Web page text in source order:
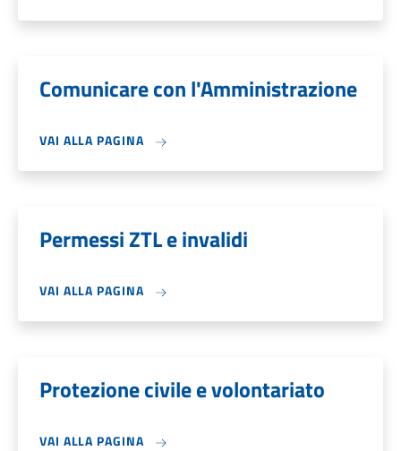
Comunicare con l'Amministrazione
VAI ALLA PAGINA
Permessi ZTL e invalidi
VAI ALLA PAGINA
Protezione civile e volontariato
VAI ALLA PAGINA